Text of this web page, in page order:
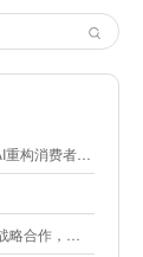
售营销新范式
化运营新征程